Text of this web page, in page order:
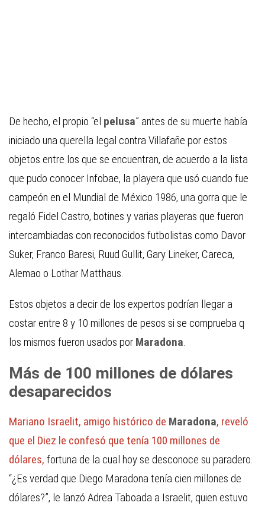
De hecho, el propio “el pelusa” antes de su muerte había
iniciado una querella legal contra Villafañe por estos
objetos entre los que se encuentran, de acuerdo a la lista
que pudo conocer Infobae, la playera que usó cuando fue
campeón en el Mundial de México 1986, una gorra que le
regaló Fidel Castro, botines y varias playeras que fueron
intercambiadas con reconocidos futbolistas como Davor
Suker, Franco Baresi, Ruud Gullit, Gary Lineker, Careca,
Alemao o Lothar Matthaus.
Estos objetos a decir de los expertos podrían llegar a
costar entre 8 y 10 millones de pesos si se comprueba q
los mismos fueron usados por Maradona.
Más de 100 millones de dólares
desaparecidos
Mariano Israelit, amigo histórico de Maradona, reveló
que el Diez le confesó que tenía 100 millones de
dólares, fortuna de la cual hoy se desconoce su paradero.
“¿Es verdad que Diego Maradona tenía cien millones de
dólares?”, le lanzó Adrea Taboada a Israelit, quien estuvo